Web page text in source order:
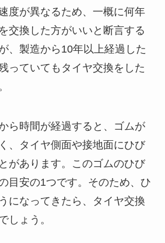
度が異なるため、一概に何年
交換した方がいいと断言する
、製造から10年以上経過した
っていてもタイヤ交換をした
ら時間が経過すると、ゴムが
、タイヤ側面や接地面にひび
があります。このゴムのひび
目安の1つです。そのため、ひ
になってきたら、タイヤ交換
しょう。